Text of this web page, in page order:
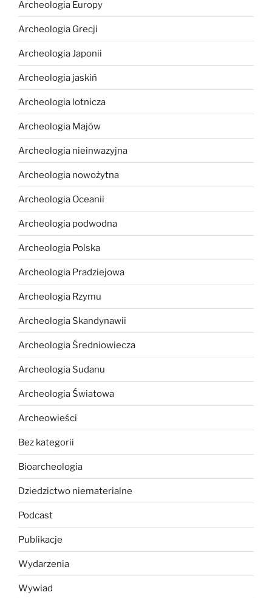
Archeologia Europy
Archeologia Grecji
Archeologia Japonii
Archeologia jaskiń
Archeologia lotnicza
Archeologia Majów
Archeologia nieinwazyjna
Archeologia nowożytna
Archeologia Oceanii
Archeologia podwodna
Archeologia Polska
Archeologia Pradziejowa
Archeologia Rzymu
Archeologia Skandynawii
Archeologia Średniowiecza
Archeologia Sudanu
Archeologia Światowa
Archeowieści
Bez kategorii
Bioarcheologia
Dziedzictwo niematerialne
Podcast
Publikacje
Wydarzenia
Wywiad